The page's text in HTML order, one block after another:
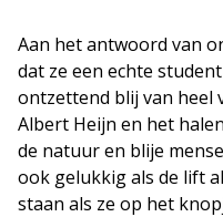
Aan het antwoord van
dat ze een echte
ontzettend blij van heel
Albert Heijn en het
de natuur en blije
ook gelukkig als de lift
staan als ze op het